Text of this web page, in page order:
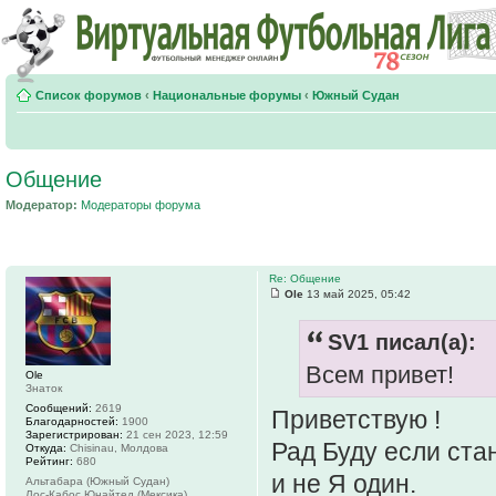
Список форумов ‹ Национальные форумы ‹ Южный Судан
Общение
Модератор: Модераторы форума
Re: Общение
Ole 13 май 2025, 05:42
SV1 писал(а):
Всем привет!
Приветствую !
Рад Буду если
и не Я один.
Ole
Знаток
Сообщений: 2619
Благодарностей: 1900
Зарегистрирован: 21 сен 2023, 12:59
Откуда: Chisinau, Молдова
Рейтинг: 680
Альтабара (Южный Судан)